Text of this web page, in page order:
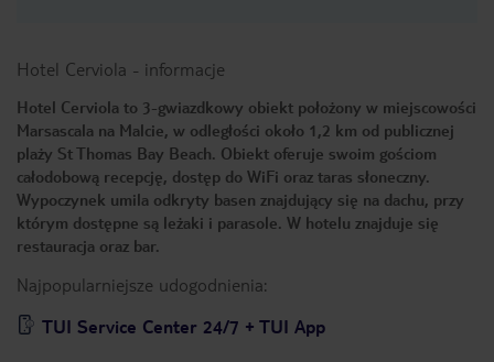
Hotel Cerviola - informacje
Hotel Cerviola to 3-gwiazdkowy obiekt położony w miejscowości
Marsascala na Malcie, w odległości około 1,2 km od publicznej
plaży St Thomas Bay Beach. Obiekt oferuje swoim gościom
całodobową recepcję, dostęp do WiFi oraz taras słoneczny.
Wypoczynek umila odkryty basen znajdujący się na dachu, przy
którym dostępne są leżaki i parasole. W hotelu znajduje się
restauracja oraz bar.
Najpopularniejsze udogodnienia:
TUI Service Center 24/7 + TUI App